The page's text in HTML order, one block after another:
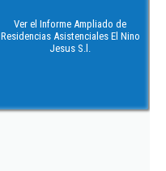
Ver el Informe Ampliado de
Residencias Asistenciales El Nino
Jesus S.l.